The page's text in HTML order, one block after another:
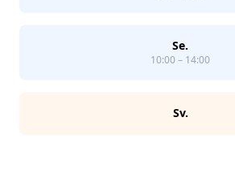
Se.
10:00 – 14:00
Sv.